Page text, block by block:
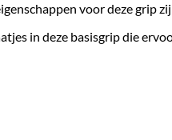
voor deze grip
in deze basisgrip die